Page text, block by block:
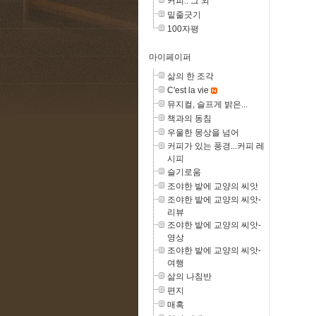
밑줄긋기
100자평
마이페이퍼
삶의 한 조각
C'est la vie
뮤지컬, 슬프게 밝은...
책과의 동침
우울한 몽상을 넘어
커피가 있는 풍경...커피 레
시피
슬기로움
조야한 밭에 교양의 씨앗
조야한 밭에 교양의 씨앗-
리뷰
조야한 밭에 교양의 씨앗-
영상
조야한 밭에 교양의 씨앗-
여행
삶의 나침반
편지
매혹